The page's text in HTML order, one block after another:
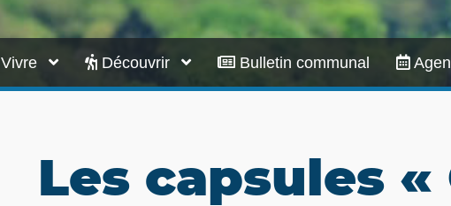
Vivre Découvrir Bulletin communal
Les capsules «